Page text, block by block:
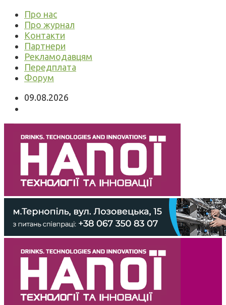
Про нас
Про журнал
Контакти
Партнери
Рекламодавцям
Передплата
Форум
09.08.2026